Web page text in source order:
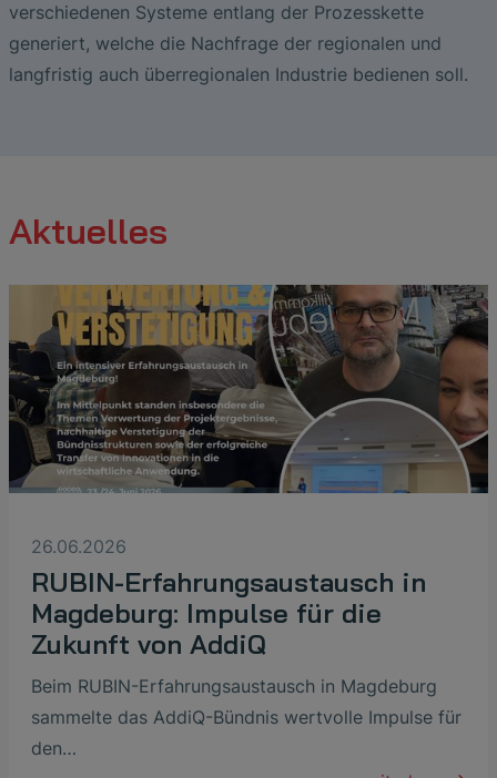
verschiedenen Systeme entlang der Prozesskette
generiert, welche die Nachfrage der regionalen und
langfristig auch überregionalen Industrie bedienen soll.
Aktuelles
26.06.2026
RUBIN-Erfahrungsaustausch in
Magdeburg: Impulse für die
Zukunft von AddiQ
Beim RUBIN-Erfahrungsaustausch in Magdeburg
sammelte das AddiQ-Bündnis wertvolle Impulse für
den…